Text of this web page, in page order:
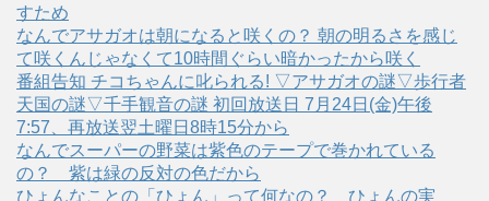
すため
なんでアサガオは朝になると咲くの？ 朝の明るさを感じ
て咲くんじゃなくて10時間ぐらい暗かったから咲く
番組告知 チコちゃんに叱られる! ▽アサガオの謎▽歩行者
天国の謎▽千手観音の謎 初回放送日 7月24日(金)午後
7:57、再放送翌土曜日8時15分から
なんでスーパーの野菜は紫色のテープで巻かれている
の？ 紫は緑の反対の色だから
ひょんなことの「ひょん」って何なの？ ひょんの実